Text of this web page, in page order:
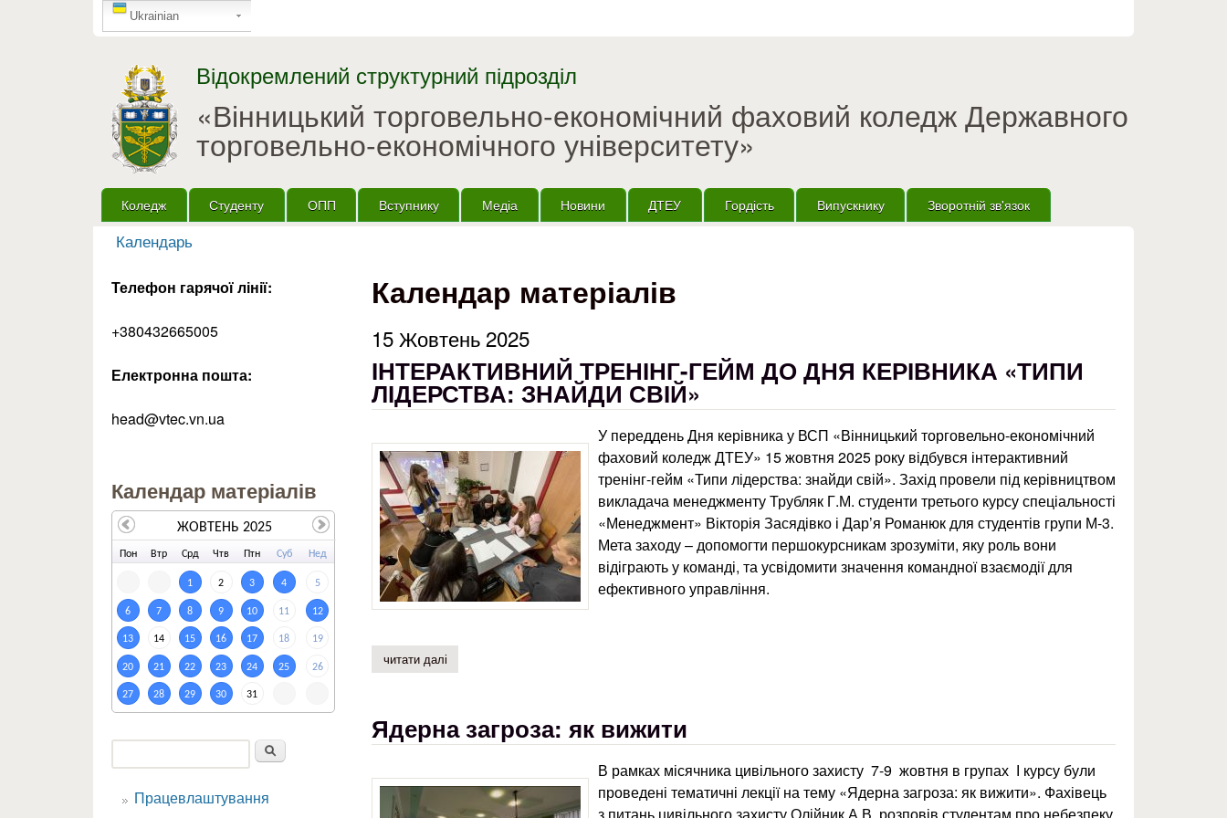
GTranslate
Ukrainian
Відокремлений структурний підрозділ
«Вінницький торговельно-економічний фаховий коледж Державного
торговельно-економічного університету»
Головне меню
Коледж Студенту ОПП Вступнику Медіа Новини ДТЕУ Гордість Випускнику Зворотній зв'язок
Ви є тут
Календарь
Календар матеріалів
15 Жовтень 2025
ІНТЕРАКТИВНИЙ ТРЕНІНГ-ГЕЙМ ДО ДНЯ КЕРІВНИКА «ТИПИ
ЛІДЕРСТВА: ЗНАЙДИ СВІЙ»
У переддень Дня керівника у ВСП «Вінницький торговельно-економічний
фаховий коледж ДТЕУ» 15 жовтня 2025 року відбувся інтерактивний
тренінг-гейм «Типи лідерства: знайди свій». Захід провели під керівництвом
викладача менеджменту Трубляк Г.М. студенти третього курсу спеціальності
«Менеджмент» Вікторія Засядівко і Дар’я Романюк для студентів групи М-3.
Мета заходу – допомогти першокурсникам зрозуміти, яку роль вони
відіграють у команді, та усвідомити значення командної взаємодії для
ефективного управління.
читати далі
Ядерна загроза: як вижити
В рамках місячника цивільного захисту 7-9 жовтня в групах І курсу були
проведені тематичні лекції на тему «Ядерна загроза: як вижити». Фахівець
з питань цивільного захисту Олійник А.В. розповів студентам про небезпеку
Телефон гарячої лінії:
+380432665005
Електронна пошта:
head@vtec.vn.ua
Календар матеріалів
Пон Втр Срд Чтв Птн Суб Нед
1 2 3 4 5
6 7 8 9 10 11 12
13 14 15 16 17 18 19
20 21 22 23 24 25 26
27 28 29 30 31
ЖОВТЕНЬ 2025
Пошукова форма
Працевлаштування